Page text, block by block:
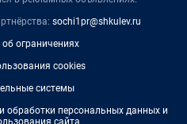
sochi1pr@shkulev.ru
ограничениях
cookies
системы
обработки персональных данных и
сайта